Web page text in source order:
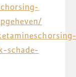
schade-